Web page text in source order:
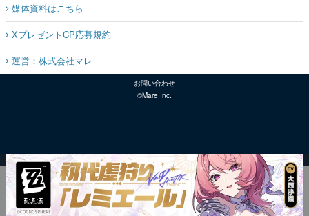
媒体資料はこちら
XプレゼントCP応募規約
運営：株式会社マレ
お問い合わせ
©Mare Inc.